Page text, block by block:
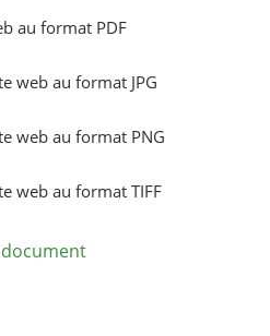
au format PDF
web au format JPG
web au format PNG
web au format TIFF